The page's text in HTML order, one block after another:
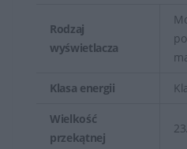
Rodzaj
wyświetlacza
Klasa energii
Wielkość
przekątnej